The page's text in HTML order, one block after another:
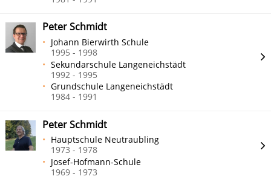
Peter Schmidt
Johann Bierwirth Schule
1995 - 1998
Sekundarschule Langeneichstädt
1992 - 1995
Grundschule Langeneichstädt
1984 - 1991
Peter Schmidt
Hauptschule Neutraubling
1973 - 1978
Josef-Hofmann-Schule
1969 - 1973